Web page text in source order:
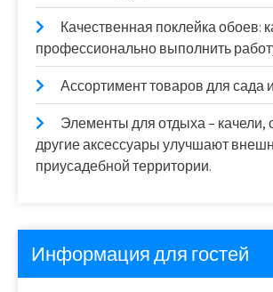
Качественная поклейка обоев:
профессионально выполнить
Ассортимент товаров для сада
Элементы для отдыха – качели,
другие аксессуары улучшают
приусадебной территории.
Информация для гостей